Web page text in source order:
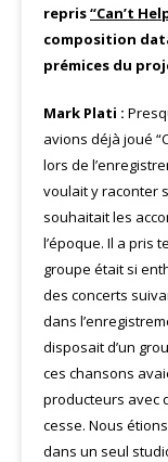
repris“Can’t
composition
prémices du
Mark Plati :
avions déjà joué
lors de
voulait y raconter
souhaitait les
l’époque. Il a pris
groupe était si
des concerts
dans
disposait d’un
ces chansons
producteurs avec
cesse. Nous
dans un seul